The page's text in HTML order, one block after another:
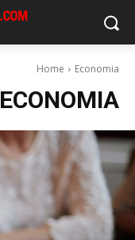
Home Economia
ECONOMIA